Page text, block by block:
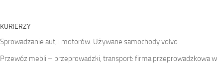
KURIERZY
Sprowadzanie aut, i motorów. Używane samochody volvo
Przewóz mebli – przeprowadzki, transport: firma przeprowadzkowa w